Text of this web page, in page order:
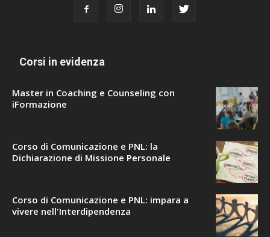
Corsi in evidenza
Master in Coaching e Counseling con
iFormazione
Corso di Comunicazione e PNL: la
Dichiarazione di Missione Personale
Corso di Comunicazione e PNL: impara a
vivere nell'Interdipendenza